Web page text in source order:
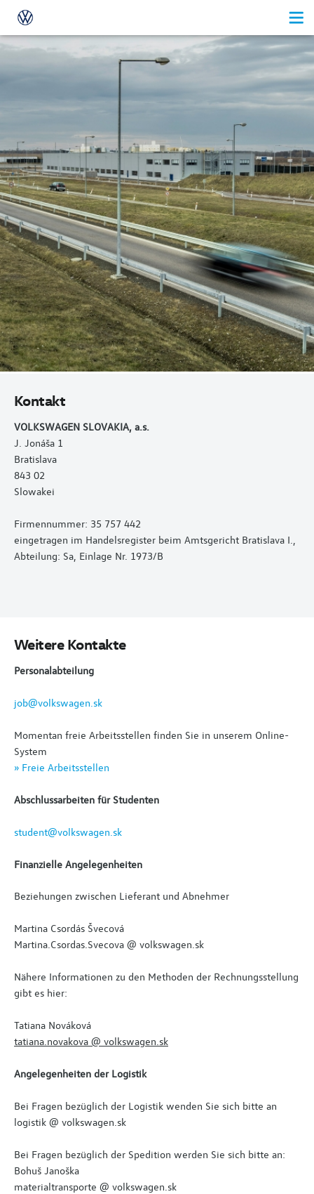
Kontakt
VOLKSWAGEN SLOVAKIA, a.s.
J. Jonáša 1
Bratislava
843 02
Slowakei
Firmennummer: 35 757 442
eingetragen im Handelsregister beim Amtsgericht Bratislava I.,
Abteilung: Sa, Einlage Nr. 1973/B
Weitere Kontakte
Personalabteilung
job@volkswagen.sk
Momentan freie Arbeitsstellen finden Sie in unserem Online-
System
» Freie Arbeitsstellen
Abschlussarbeiten für Studenten
student@volkswagen.sk
Finanzielle Angelegenheiten
Beziehungen zwischen Lieferant und Abnehmer
Martina Csordás Švecová
Martina.Csordas.Svecova @ volkswagen.sk
Nähere Informationen zu den Methoden der Rechnungsstellung
gibt es hier:
Tatiana Nováková
tatiana.novakova @ volkswagen.sk
Angelegenheiten der Logistik
Bei Fragen bezüglich der Logistik wenden Sie sich bitte an
logistik @ volkswagen.sk
Bei Fragen bezüglich der Spedition werden Sie sich bitte an:
Bohuš Janoška
materialtransporte @ volkswagen.sk